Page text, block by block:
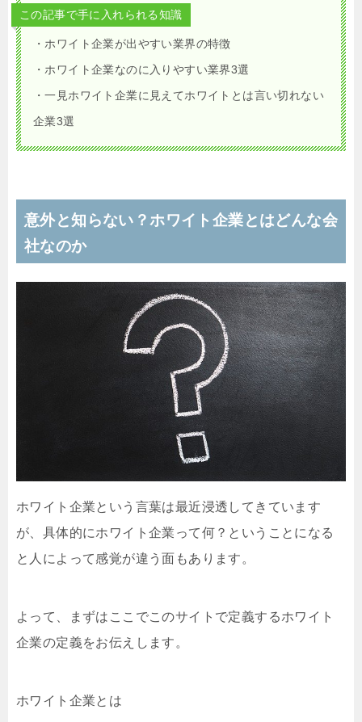
この記事で手に入れられる知識
・ホワイト企業が出やすい業界の特徴
・ホワイト企業なのに入りやすい業界3選
・一見ホワイト企業に見えてホワイトとは言い切れない
企業3選
意外と知らない？ホワイト企業とはどんな会
社なのか
ホワイト企業という言葉は最近浸透してきています
が、具体的にホワイト企業って何？ということになる
と人によって感覚が違う面もあります。
よって、まずはここでこのサイトで定義するホワイト
企業の定義をお伝えします。
ホワイト企業とは